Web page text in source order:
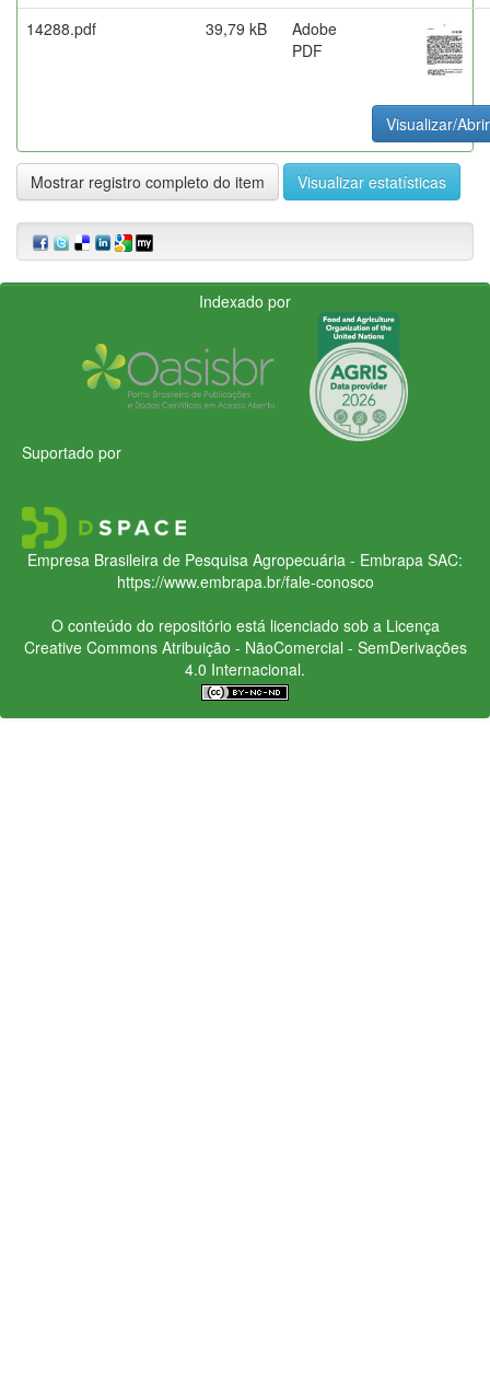
14288.pdf
39,79 kB
Adobe
PDF
Visualizar/Abrir
Mostrar registro completo do item Visualizar estatísticas
Indexado por
Suportado por
Empresa Brasileira de Pesquisa Agropecuária - Embrapa SAC:
https://www.embrapa.br/fale-conosco
O conteúdo do repositório está licenciado sob a Licença
Creative CommonsAtribuição - NãoComercial - SemDerivações
4.0 Internacional.